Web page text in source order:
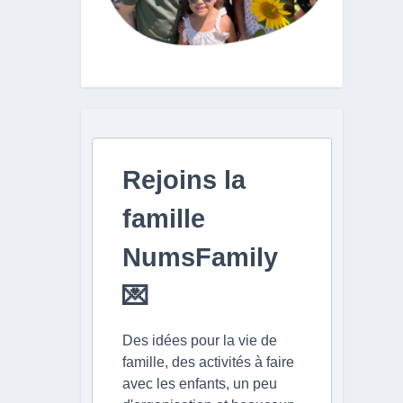
Rejoins la
famille
NumsFamily
💌
Des idées pour la vie de
famille, des activités à faire
avec les enfants, un peu